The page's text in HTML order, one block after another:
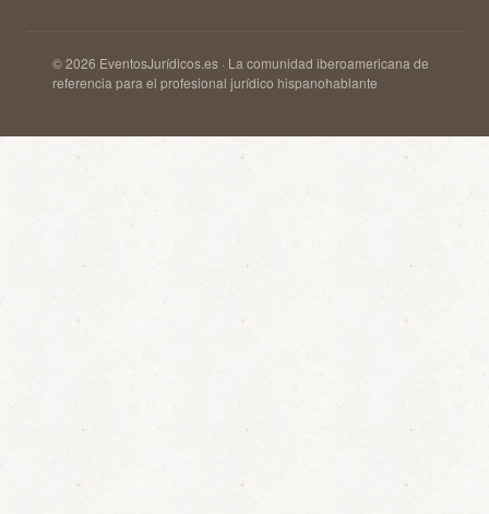
© 2026 EventosJurídicos.es · La comunidad iberoamericana de
referencia para el profesional jurídico hispanohablante